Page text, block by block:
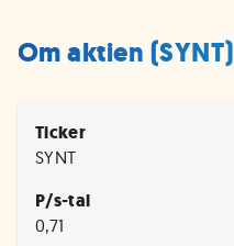
Om aktien (SYNT)
Ticker
SYNT
P/s-tal
0,71